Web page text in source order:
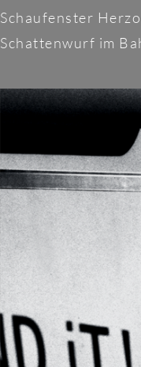
Schaufenster
Schattenwurf im